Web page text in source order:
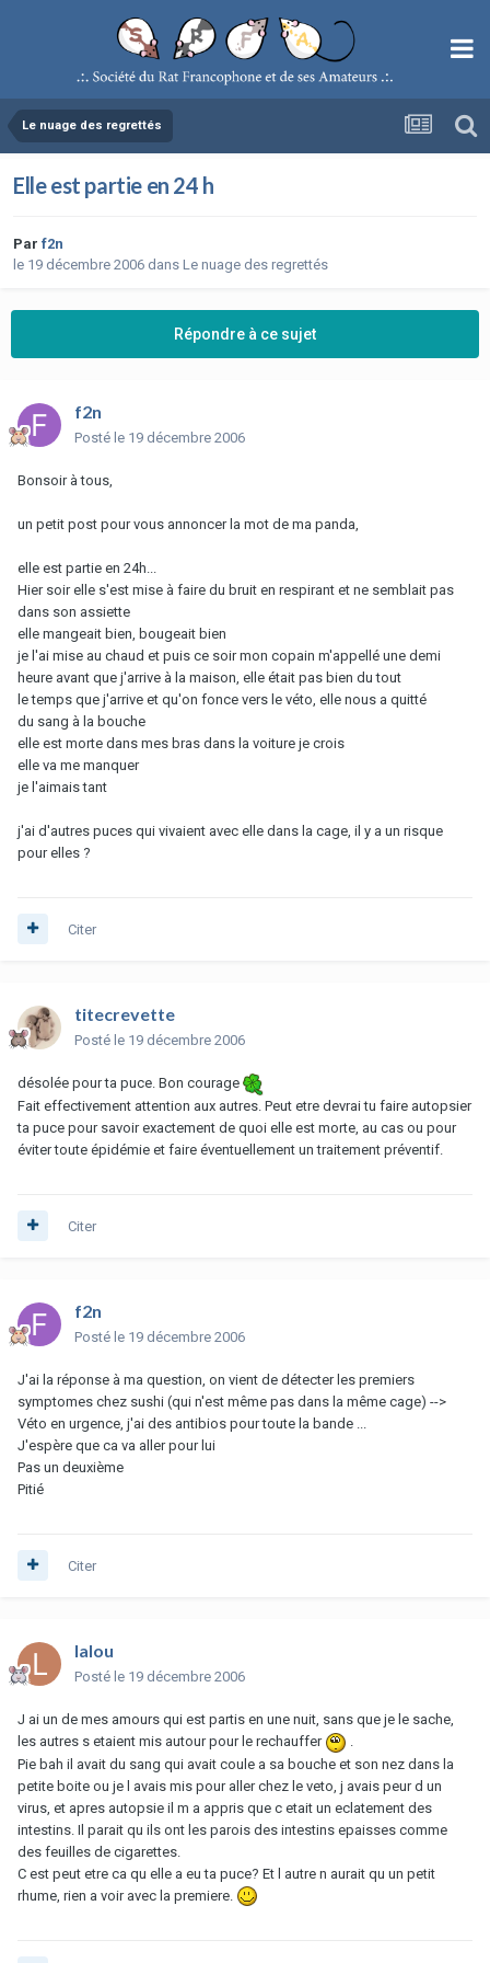
Le nuage des regrettés
Elle est partie en 24 h
Par f2n
le 19 décembre 2006 dans Le nuage des regrettés
Répondre à ce sujet
f2n
Posté le 19 décembre 2006
Bonsoir à tous,
un petit post pour vous annoncer la mot de ma panda,
elle est partie en 24h...
Hier soir elle s'est mise à faire du bruit en respirant et ne semblait pas
dans son assiette
elle mangeait bien, bougeait bien
je l'ai mise au chaud et puis ce soir mon copain m'appellé une demi
heure avant que j'arrive à la maison, elle était pas bien du tout
le temps que j'arrive et qu'on fonce vers le véto, elle nous a quitté
du sang à la bouche
elle est morte dans mes bras dans la voiture je crois
elle va me manquer
je l'aimais tant
j'ai d'autres puces qui vivaient avec elle dans la cage, il y a un risque
pour elles ?
Citer
titecrevette
Posté le 19 décembre 2006
désolée pour ta puce. Bon courage
Fait effectivement attention aux autres. Peut etre devrai tu faire autopsier
ta puce pour savoir exactement de quoi elle est morte, au cas ou pour
éviter toute épidémie et faire éventuellement un traitement préventif.
Citer
f2n
Posté le 19 décembre 2006
J'ai la réponse à ma question, on vient de détecter les premiers
symptomes chez sushi (qui n'est même pas dans la même cage) -->
Véto en urgence, j'ai des antibios pour toute la bande ...
J'espère que ca va aller pour lui
Pas un deuxième
Pitié
Citer
lalou
Posté le 19 décembre 2006
J ai un de mes amours qui est partis en une nuit, sans que je le sache,
les autres s etaient mis autour pour le rechauffer
Pie bah il avait du sang qui avait coule a sa bouche et son nez dans la
petite boite ou je l avais mis pour aller chez le veto, j avais peur d un
virus, et apres autopsie il m a appris que c etait un eclatement des
intestins. Il parait qu ils ont les parois des intestins epaisses comme
des feuilles de cigarettes.
C est peut etre ca qu elle a eu ta puce? Et l autre n aurait qu un petit
rhume, rien a voir avec la premiere.